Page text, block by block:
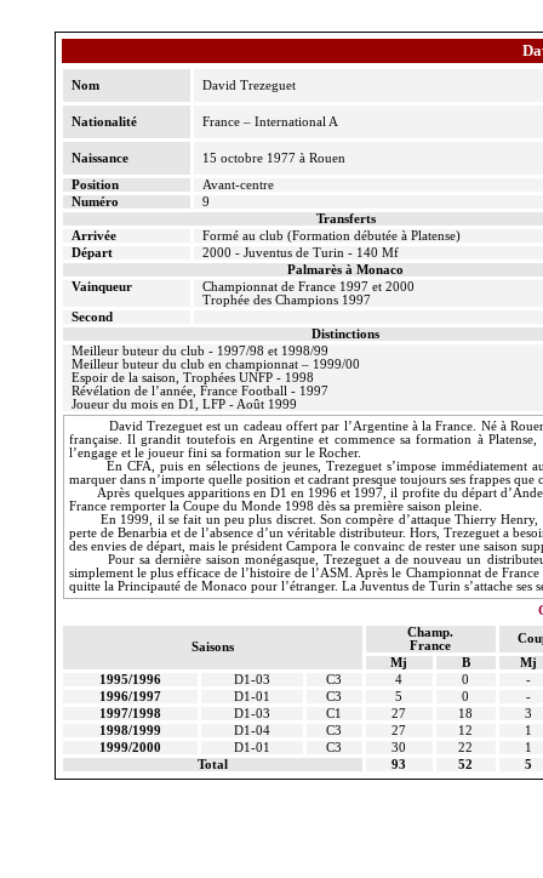
Nom David Trezeguet
Nationalité France – International A
Naissance
15 octobre 1977 à Rouen
Position
Avant-centre
Numéro
9
Transferts
Arrivée
Formé au club (Formation débutée à Platense)
Départ
2000 - Juventus de Turin - 140 Mf
Palmarès à Monaco
Vainqueur
Championnat de France 1997 et 2000
Trophée des Champions 1997
Second
Distinctions
Meilleur buteur du club - 1997/98 et 1998/99
Meilleur buteur du club en championnat – 1999/00
Espoir de la saison, Trophées UNFP - 1998
Révélation de l’année, France Football - 1997
Joueur du mois en D1, LFP - Août 1999
David Trezeguet est un cadeau offert par l’Argentine àla France. Néà
française. Il grandit toutefois en Argentine et commence sa formation à
l’engage et le joueur fini sa formation sur le Rocher.
En CFA, puis en sélections de jeunes, Trezeguet s’impose
marquer dans n’importe quelle position et cadrant presque toujours ses frappes
Après quelques apparitions en D1 en 1996 et 1997, il profite du départ
France remporter la Coupedu Monde 1998 dès sa première saison pleine.
En 1999, il se fait un peu plus discret. Son compère d’attaque Thierry
perte de Benarbia et de l’absence d’un véritable distributeur. Hors, Trezeguet a
des envies de départ, mais le président Campora le convainc de rester une saison
Pour sa dernière saison monégasque, Trezeguet a de nouveau un
simplement le plus efficace de l’histoire de l’ASM. Après le Championnat de
quitte la Principautéde Monaco pour l’étranger. La Juventusde Turin s’attache ses
Saisons
Champ.
France
Mj
B
Mj
1995/1996
D1-03 C3 4 0
-
1996/1997
D1-01 C3 5 0
-
1997/1998
D1-03 C1 27 18
3
1998/1999
D1-04 C3 27 12
1
1999/2000
D1-01 C3 30 22
1
Total
93 52 5